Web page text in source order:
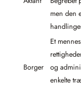
men den
Borger
Et
og
enkelte